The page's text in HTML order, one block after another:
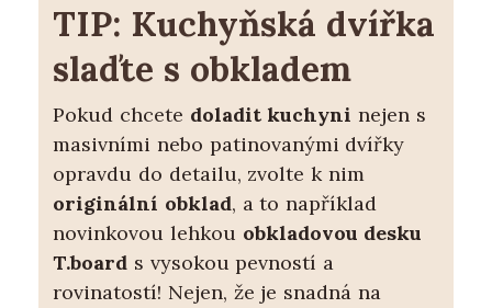
TIP: Kuchyňská dvířka
slaďte s obkladem
Pokud chcete doladit kuchyni nejen s
masivními nebo patinovanými dvířky
opravdu do detailu, zvolte k nim
originální obklad, a to například
novinkovou lehkou obkladovou desku
T.board s vysokou pevností a
rovinatostí! Nejen, že je snadná na